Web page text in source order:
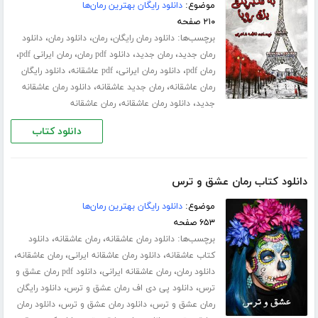
موضوع:دانلود رایگان بهترین رمان‌ها
۲۱۰ صفحه
برچسب‌ها:دانلود رمان رایگان،رمان،دانلود رمان،دانلود
رمان جدید،رمان جدید،دانلود pdf رمان ،رمان ایرانی pdf ،
رمان pdf ،دانلود رمان ایرانی،pdf عاشقانه ،دانلود رایگان
رمان عاشقانه،رمان جدید عاشقانه،دانلود رمان عاشقانه
جدید،دانلود رمان عاشقانه،رمان عاشقانه
دانلود کتاب
دانلود کتاب رمان عشق و ترس
موضوع:دانلود رایگان بهترین رمان‌ها
۶۵۳ صفحه
برچسب‌ها:دانلود رمان عاشقانه،رمان عاشقانه،دانلود
کتاب عاشقانه،دانلود رمان عاشقانه ایرانی،رمان عاشقانه،
دانلود رمان،رمان عاشقانه ایرانی،
دانلود pdf رمان عشق و
ترس،دانلود پی دی اف رمان عشق و ترس،دانلود رایگان
رمان عشق و ترس،دانلود رمان عشق و ترس،دانلود رمان